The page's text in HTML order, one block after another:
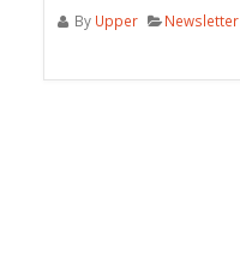
By Upper Newsletter